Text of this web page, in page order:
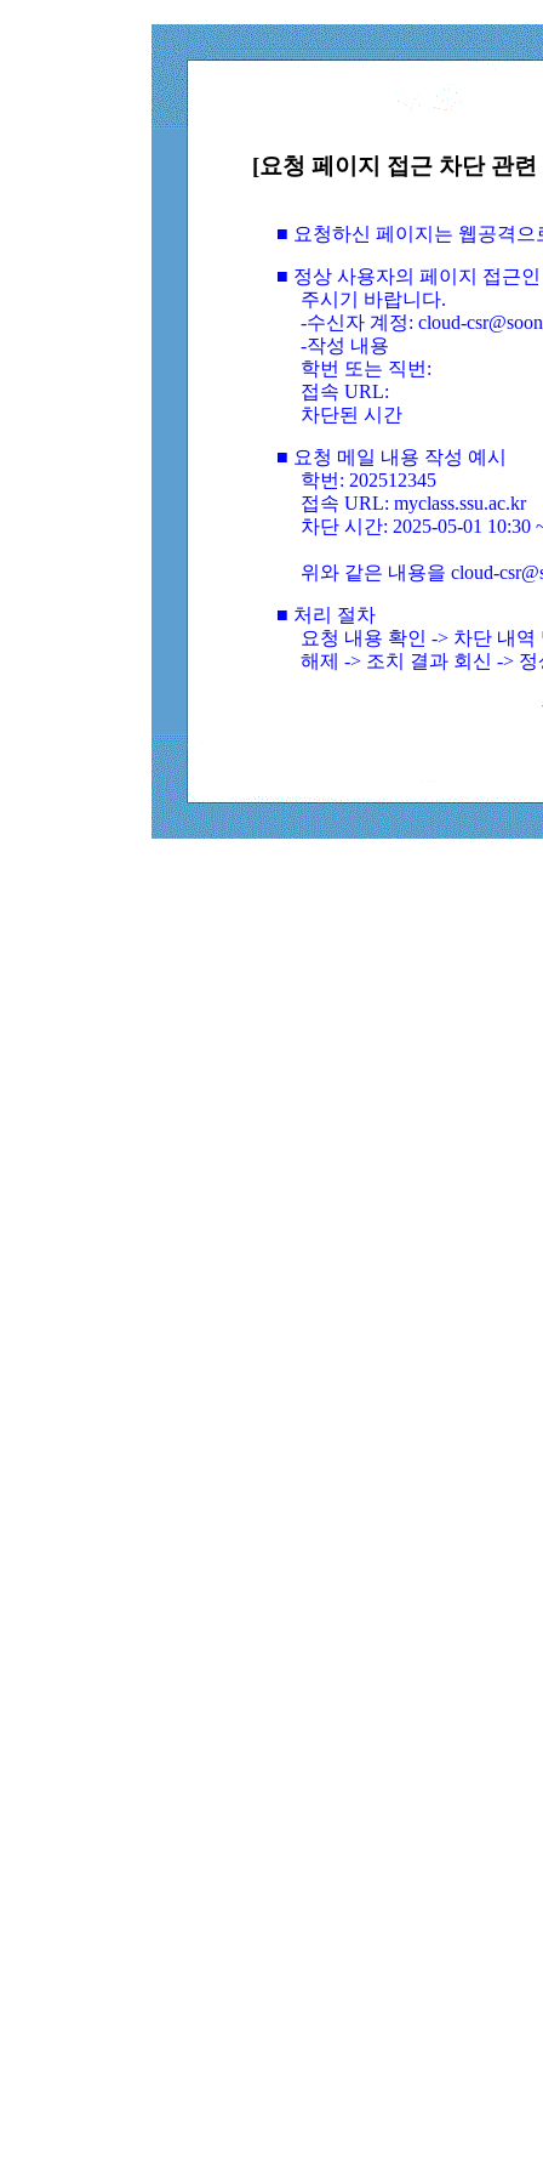
[요청 페이지 접근 차단 관
■ 요청하신 페이지는 웹공격
■ 정상 사용자의 페이지 접근
주시기 바랍니다.
-수신자 계정: cloud-
-작성 내용
학번 또는 직번:
접속 URL:
차단된 시간
■ 요청 메일 내용 작성 예시
학번: 202512345
접속 URL: myclass.ssu.ac.kr
차단 시간: 2025-05-01 10:30
위와 같은 내용을 cloud-
■ 처리 절차
요청 내용 확인 -> 차단 내
해제 -> 조치 결과 회신 ->